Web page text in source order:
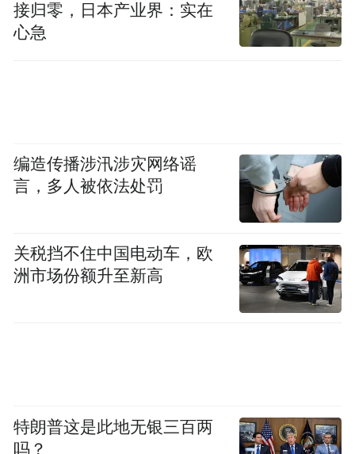
接归零，日本产业界：实在
心急
编造传播涉汛涉灾网络谣
言，多人被依法处罚
关税挡不住中国电动车，欧
洲市场份额升至新高
特朗普这是此地无银三百两
吗？